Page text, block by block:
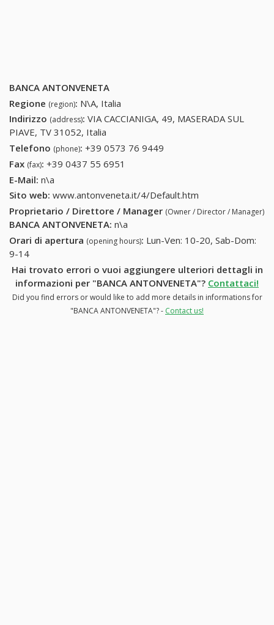
BANCA ANTONVENETA
Regione (region): N\A, Italia
Indirizzo (address): VIA CACCIANIGA, 49, MASERADA SUL
PIAVE, TV 31052, Italia
Telefono (phone): +39 0573 76 9449
Fax (fax): +39 0437 55 6951
E-Mail: n\a
Sito web: www.antonveneta.it/4/Default.htm
Proprietario / Direttore / Manager (Owner / Director / Manager)
BANCA ANTONVENETA: n\a
Orari di apertura (opening hours): Lun-Ven: 10-20, Sab-Dom:
9-14
Hai trovato errori o vuoi aggiungere ulteriori dettagli in
informazioni per "BANCA ANTONVENETA"? Contattaci!
Did you find errors or would like to add more details in informations for
"BANCA ANTONVENETA"? - Contact us!